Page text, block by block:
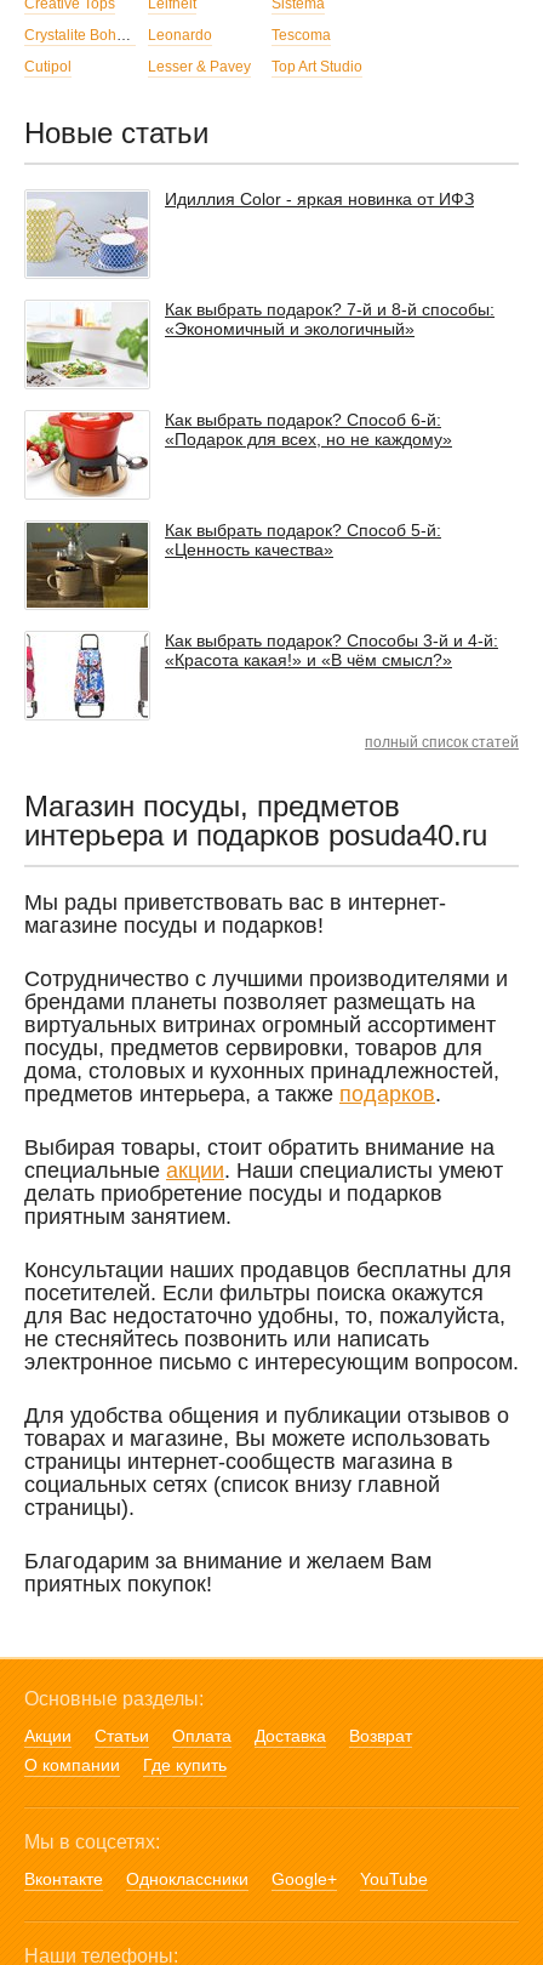
Creative Tops
Crystalite Bohemia
Cutipol
Leifheit
Leonardo
Lesser & Pavey
Sistema
Tescoma
Top Art Studio
Новые статьи
Идиллия Color - яркая новинка от ИФЗ
Как выбрать подарок? 7-й и 8-й способы:
«Экономичный и экологичный»
Как выбрать подарок? Способ 6-й:
«Подарок для всех, но не каждому»
Как выбрать подарок? Способ 5-й:
«Ценность качества»
Как выбрать подарок? Способы 3-й и 4-й:
«Красота какая!» и «В чём смысл?»
полный список статей
Магазин посуды, предметов
интерьера и подарков posuda40.ru
Мы рады приветствовать вас в интернет-
магазине посуды и подарков!
Cотрудничество с лучшими производителями и
брендами планеты позволяет размещать на
виртуальных витринах огромный ассортимент
посуды, предметов сервировки, товаров для
дома, столовых и кухонных принадлежностей,
предметов интерьера, а также подарков.
Выбирая товары, стоит обратить внимание на
специальные акции. Наши специалисты умеют
делать приобретение посуды и подарков
приятным занятием.
Консультации наших продавцов бесплатны для
посетителей. Если фильтры поиска окажутся
для Вас недостаточно удобны, то, пожалуйста,
не стесняйтесь позвонить или написать
электронное письмо с интересующим вопросом.
Для удобства общения и публикации отзывов о
товарах и магазине, Вы можете использовать
страницы интернет-сообществ магазина в
социальных сетях (список внизу главной
страницы).
Благодарим за внимание и желаем Вам
приятных покупок!
Основные разделы:
Акции Статьи Оплата Доставка
Возврат
О компании
Где купить
Мы в соцсетях:
Вконтакте Одноклассники Google+ YouTube
Наши телефоны: